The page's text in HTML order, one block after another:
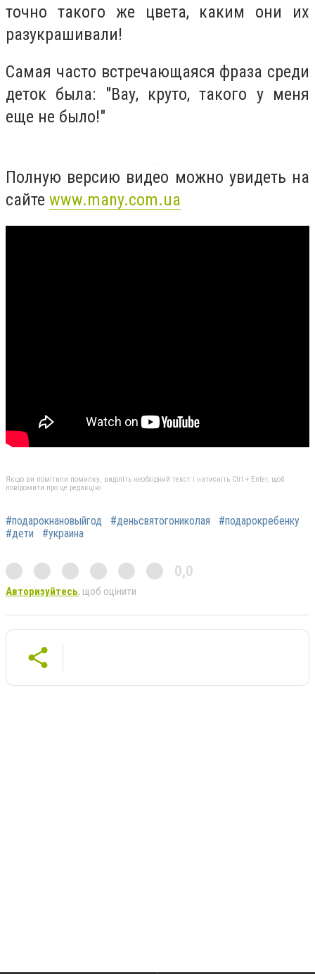
точно такого же цвета, каким они их
разукрашивали!
Самая часто встречающаяся фраза среди
деток была: "Вау, круто, такого у меня
еще не было!"
Полную версию видео можно увидеть на
сайте www.many.com.ua
Якщо ви помітили помилку, виділіть необхідний текст і натисніть Ctrl + Enter, щоб
повідомити про це редакцію
#подарокнановыйгод #деньсвятогониколая
#подарокребенку
#дети
#украина
0,0
Авторизуйтесь, щоб оцінити